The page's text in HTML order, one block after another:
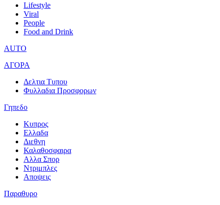
Lifestyle
Viral
People
Food and Drink
AUTO
ΑΓΟΡΑ
Δελτια Τυπου
Φυλλαδια Προσφορων
Γηπεδο
Κυπρος
Ελλαδα
Διεθνη
Καλαθοσφαιρα
Αλλα Σπορ
Ντριμπλες
Αποψεις
Παραθυρο